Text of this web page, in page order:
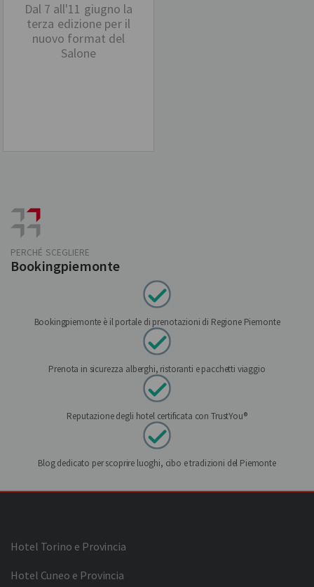
Dal 7 all'11 giugno la
terza edizione per il
nuovo format del
Salone
PERCHÉ SCEGLIERE
Bookingpiemonte
Bookingpiemonte è il portale di prenotazioni di Regione Piemonte
Prenota in sicurezza alberghi, ristoranti e pacchetti viaggio
Reputazione degli hotel certificata con TrustYou®
Blog dedicato per scoprire luoghi, cibo e tradizioni del Piemonte
Hotel Torino e Provincia
Hotel Cuneo e Provincia